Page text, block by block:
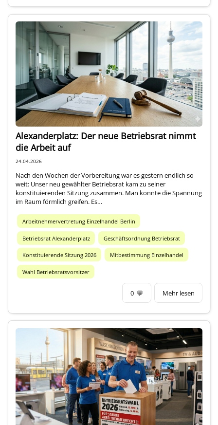
Alexanderplatz: Der neue Betriebsrat nimmt
die Arbeit auf
24.04.2026
Nach den Wochen der Vorbereitung war es gestern endlich so
weit: Unser neu gewählter Betriebsrat kam zu seiner
konstituierenden Sitzung zusammen. Man konnte die Spannung
im Raum förmlich greifen. Es…
Arbeitnehmervertretung Einzelhandel Berlin
Betriebsrat Alexanderplatz Geschäftsordnung Betriebsrat
Konstituierende Sitzung 2026 Mitbestimmung Einzelhandel
Wahl Betriebsratsvorsitzer
0 💬 Mehr lesen